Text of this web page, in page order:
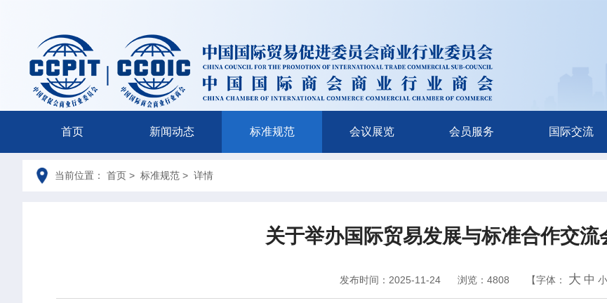
首页 新闻动态 标准规范 会议展览 会员服务 国际交流
当前位置： 首页 > 标准规范 > 详情
关于举办国际贸易发展与标准合作交流
发布时间：2025-11-24 浏览：4808 【字体： 大 中 小